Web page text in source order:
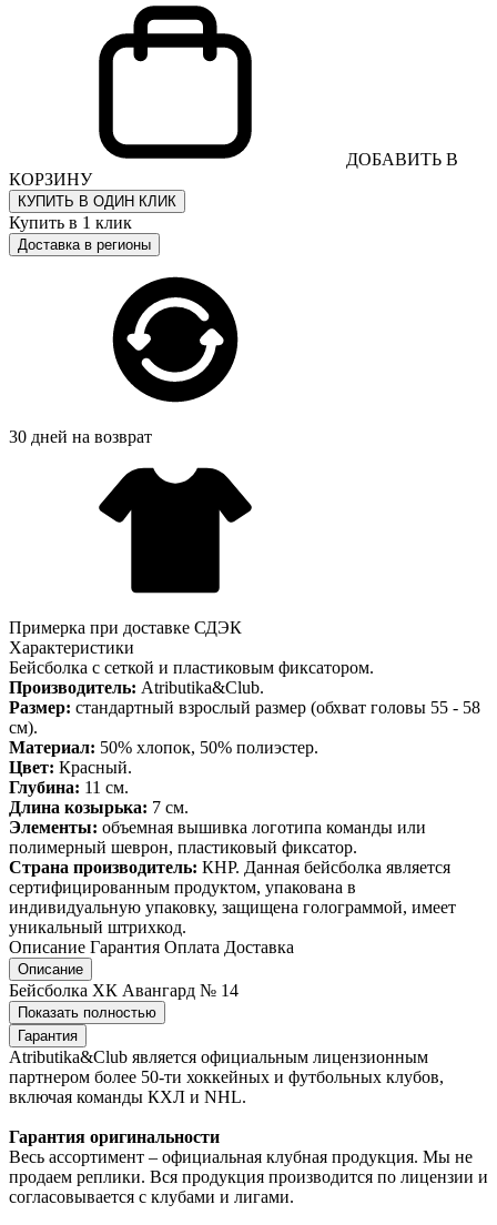
ДОБАВИТЬ В
КОРЗИНУ
КУПИТЬ В ОДИН КЛИК
Купить в 1 клик
Доставка в регионы
30 дней на возврат
Примерка при доставке СДЭК
Характеристики
Бейсболка с сеткой и пластиковым фиксатором.
Производитель: Atributika&Club.
Размер: стандартный взрослый размер (обхват головы 55 - 58
см).
Материал: 50% хлопок, 50% полиэстер.
Цвет: Красный.
Глубина: 11 см.
Длина козырька: 7 см.
Элементы: объемная вышивка логотипа команды или
полимерный шеврон, пластиковый фиксатор.
Страна производитель: КНР. Данная бейсболка является
сертифицированным продуктом, упакована в
индивидуальную упаковку, защищена голограммой, имеет
уникальный штрихкод.
Описание Гарантия Оплата Доставка
Описание
Бейсболка ХК Авангард № 14
Показать полностью
Гарантия
Atributika&Club является официальным лицензионным
партнером более 50-ти хоккейных и футбольных клубов,
включая команды КХЛ и NHL.
Гарантия оригинальности
Весь ассортимент – официальная клубная продукция. Мы не
продаем реплики. Вся продукция производится по лицензии и
согласовывается с клубами и лигами.